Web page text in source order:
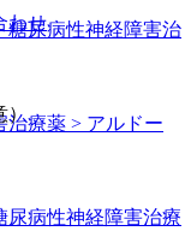
糖尿病性神経障害治
治療薬 > アルドー
尿病性神経障害治療
）
わせ